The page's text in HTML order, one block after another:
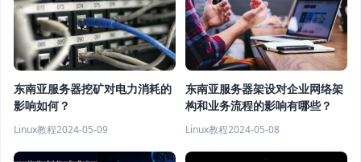
东南亚服务器挖矿对电力消耗的
影响如何？
Linux教程2024-05-09
东南亚服务器架设对企业网络架
构和业务流程的影响有哪些？
Linux教程2024-05-08